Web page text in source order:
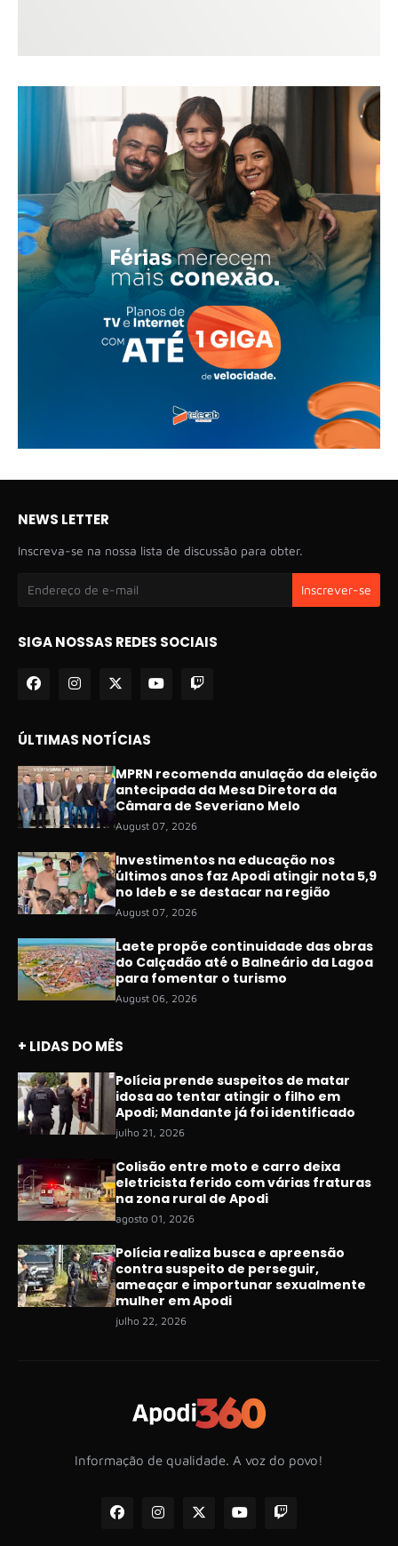
NEWS LETTER
Inscreva-se na nossa lista de discussão para obter.
SIGA NOSSAS REDES SOCIAIS
ÚLTIMAS NOTÍCIAS
MPRN recomenda anulação da eleição
antecipada da Mesa Diretora da
Câmara de Severiano Melo
August 07, 2026
Investimentos na educação nos
últimos anos faz Apodi atingir nota 5,9
no Ideb e se destacar na região
August 07, 2026
Laete propõe continuidade das obras
do Calçadão até o Balneário da Lagoa
para fomentar o turismo
August 06, 2026
+ LIDAS DO MÊS
Polícia prende suspeitos de matar
idosa ao tentar atingir o filho em
Apodi; Mandante já foi identificado
julho 21, 2026
Colisão entre moto e carro deixa
eletricista ferido com várias fraturas
na zona rural de Apodi
agosto 01, 2026
Polícia realiza busca e apreensão
contra suspeito de perseguir,
ameaçar e importunar sexualmente
mulher em Apodi
julho 22, 2026
Informação de qualidade. A voz do povo!